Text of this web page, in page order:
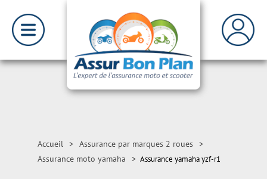
Accueil > Assurance par marques 2 roues >
Assurance moto yamaha
> Assurance yamaha yzf-r1